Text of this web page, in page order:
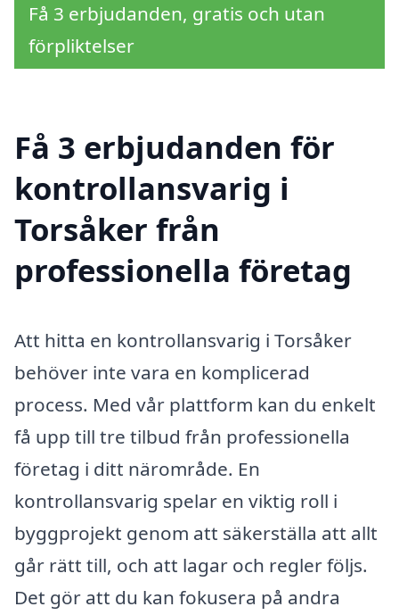
Få 3 erbjudanden, gratis och utan
förpliktelser
Få 3 erbjudanden för
kontrollansvarig i
Torsåker från
professionella företag
Att hitta en kontrollansvarig i Torsåker
behöver inte vara en komplicerad
process. Med vår plattform kan du enkelt
få upp till tre tilbud från professionella
företag i ditt närområde. En
kontrollansvarig spelar en viktig roll i
byggprojekt genom att säkerställa att allt
går rätt till, och att lagar och regler följs.
Det gör att du kan fokusera på andra